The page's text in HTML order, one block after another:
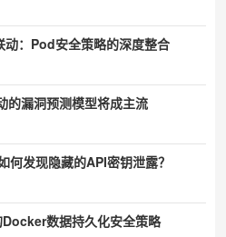
：Pod安全策略的深度整合
的漏洞预测模型将成主流
发现隐藏的API密钥泄露？
数据持久化安全策略